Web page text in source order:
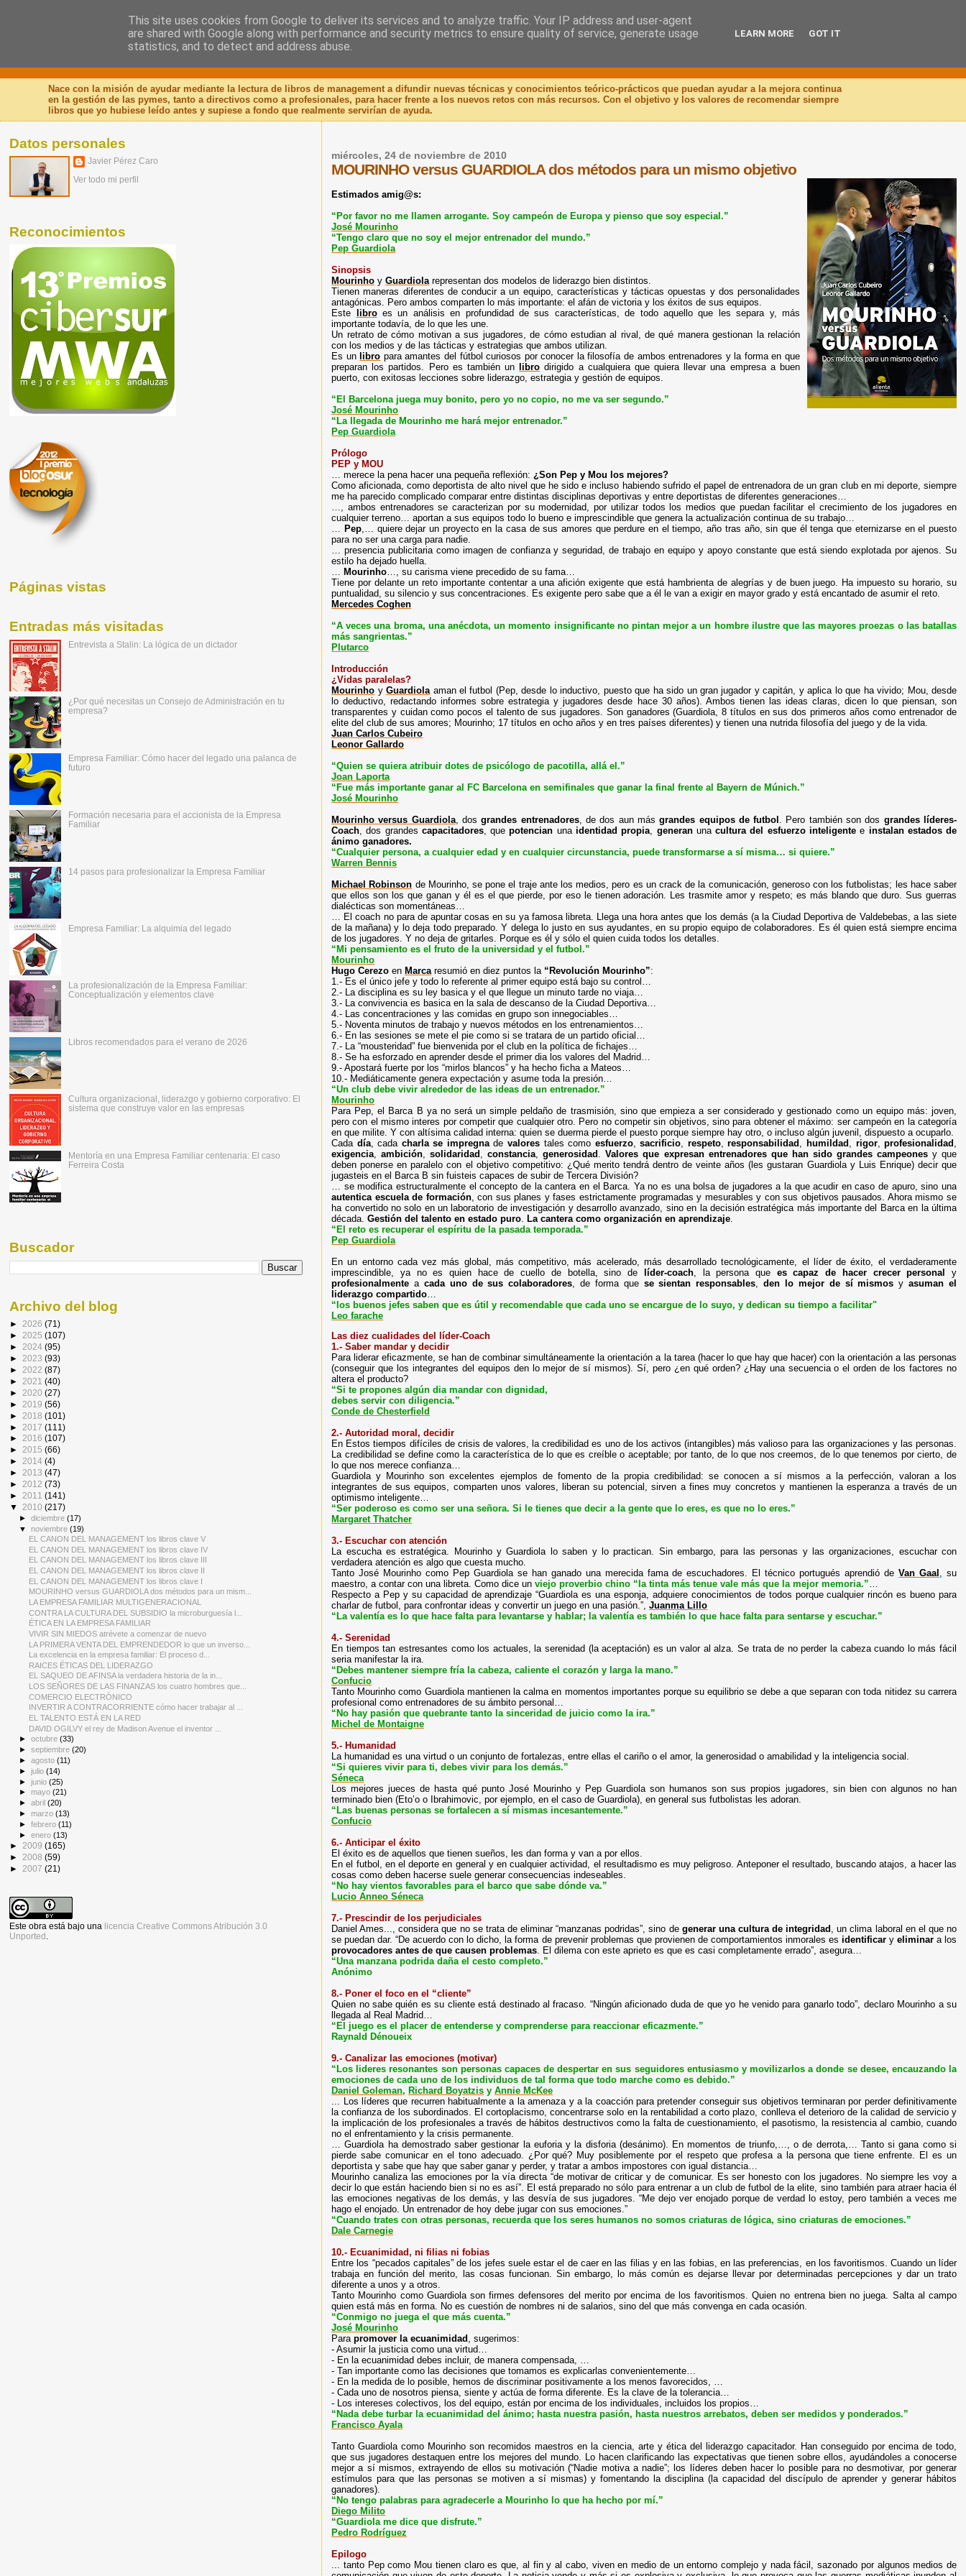
Nuevo Viernes - Nuevo Libro
Nace con la misión de ayudar mediante la lectura de libros de management a difundir nuevas técnicas y conocimientos teórico-prácticos que puedan ayudar a la mejora continua
en la gestión de las pymes, tanto a directivos como a profesionales, para hacer frente a los nuevos retos con más recursos. Con el objetivo y los valores de recomendar siempre
libros que yo hubiese leído antes y supiese a fondo que realmente servirían de ayuda.
miércoles, 24 de noviembre de 2010
MOURINHO versus GUARDIOLA dos métodos para un mismo objetivo
Estimados amig@s:
“Por favor no me llamen arrogante. Soy campeón de Europa y pienso que soy especial.”
José Mourinho
“Tengo claro que no soy el mejor entrenador del mundo.”
Pep Guardiola
Sinopsis
Mourinho y Guardiolarepresentan dos modelos de liderazgo bien distintos.
Tienen maneras diferentes de conducir a un equipo, características y tácticas opuestas y dos personalidades
antagónicas. Pero ambos comparten lo más importante: el afán de victoria y los éxitos de sus equipos.
Este
libroes un análisis en profundidad de sus características, de todo aquello que les separa y, más
importante todavía, de lo que les une.
Un retrato de cómo motivan a sus jugadores, de cómo estudian al rival, de qué manera gestionan la relación
con los medios y de las tácticas y estrategias que ambos utilizan.
Es un libro para amantes del fútbol curiosos por conocer la filosofía de ambos entrenadores y la forma en que
preparan los partidos. Pero es también un
libro dirigido a cualquiera que quiera llevar una empresa a buen
puerto, con exitosas lecciones sobre liderazgo, estrategia y gestión de equipos.
“El Barcelona juega muy bonito, pero yo no copio, no me va ser segundo.”
José Mourinho
“La llegada de Mourinho me hará mejor entrenador.”
Pep Guardiola
Prólogo
PEP y MOU
… merece la pena hacer una pequeña reflexión:¿Son Pep y Mou los mejores?
Como aficionada, como deportista de alto nivel que he sido e incluso habiendo sufrido el papel de entrenadora de un gran club en mi deporte, siempre
me ha parecido complicado comparar entre distintas disciplinas deportivas y entre deportistas de diferentes generaciones…
…, ambos entrenadores se caracterizan por su modernidad, por utilizar todos los medios que puedan facilitar el crecimiento de los jugadores en
cualquier terreno… aportan a sus equipos todo lo bueno e imprescindible que genera la actualización continua de su trabajo…
… Pep,… quiere dejar un proyecto en la casa de sus amores que perdure en el tiempo, año tras año, sin que él tenga que eternizarse en el puesto
para no ser una carga para nadie.
… presencia publicitaria como imagen de confianza y seguridad, de trabajo en equipo y apoyo constante que está siendo explotada por ajenos. Su
estilo ha dejado huella.
… Mourinho…, su carisma viene precedido de su fama…
Tiene por delante un reto importante contentar a una afición exigente que está hambrienta de alegrías y de buen juego. Ha impuesto su horario, su
puntualidad, su silencio y sus concentraciones. Es exigente pero sabe que a él le van a exigir en mayor grado y está encantado de asumir el reto.
Mercedes Coghen
“A veces una broma, una anécdota, un momento insignificante no pintan mejor a un hombre ilustre que las mayores proezas o las batallas
más sangrientas.”
Plutarco
Introducción
¿Vidas paralelas?
Mourinho yGuardiolaaman el futbol (Pep, desde lo inductivo, puesto que ha sido un gran jugador y capitán, y aplica lo que ha vivido; Mou, desde
lo deductivo, redactando informes sobre estrategia y jugadores desde hace 30 años). Ambos tienen las ideas claras, dicen lo que piensan, son
transparentes y cuidan como pocos el talento de sus jugadores. Son ganadores (Guardiola, 8 títulos en sus dos primeros años como entrenador de
elite del club de sus amores; Mourinho; 17 títulos en ocho años y en tres países diferentes) y tienen una nutrida filosofía del juego y de la vida.
Juan Carlos Cubeiro
Leonor Gallardo
“Quien se quiera atribuir dotes de psicólogo de pacotilla, allá el.”
Joan Laporta
“Fue más importante ganar al FC Barcelona en semifinales que ganar la final frente al Bayern de Múnich.”
José Mourinho
Mourinho versus Guardiola, dosgrandes entrenadores, de dos aun másgrandes equipos de futbol . Pero también son dos grandes líderes-
Coach, dos grandes capacitadores, quepotencian unaidentidad propia, generanunacultura del esfuerzo inteligentee instalan estados de
ánimo ganadores.
“Cualquier persona, a cualquier edad y en cualquier circunstancia, puede transformarse a sí misma… si quiere.”
Warren Bennis
Michael Robinson de Mourinho, se pone el traje ante los medios, pero es un crack de la comunicación, generoso con los futbolistas; les hace saber
que ellos son los que ganan y él es el que pierde, por eso le tienen adoración. Les trasmite amor y respeto; es más blando que duro. Sus guerras
dialécticas son momentáneas…
… El coach no para de apuntar cosas en su ya famosa libreta. Llega una hora antes que los demás (a la Ciudad Deportiva de Valdebebas, a las siete
de la mañana) y lo deja todo preparado. Y delega lo justo en sus ayudantes, en su propio equipo de colaboradores. Es él quien está siempre encima
de los jugadores. Y no deja de gritarles. Porque es él y sólo el quien cuida todos los detalles.
“Mi pensamiento es el fruto de la universidad y el futbol.”
Mourinho
Hugo Cerezo en Marcaresumió en diez puntos la “Revolución Mourinho”:
1.- Es el único jefe y todo lo referente al primer equipo está bajo su control…
2.- La disciplina es su ley basica y el que llegue un minuto tarde no viaja…
3.- La convivencia es basica en la sala de descanso de la Ciudad Deportiva…
4.- Las concentraciones y las comidas en grupo son innegociables…
5.- Noventa minutos de trabajo y nuevos métodos en los entrenamientos…
6.- En las sesiones se mete el pie como si se tratara de un partido oficial…
7.- La “mousteridad” fue bienvenida por el club en la política de fichajes…
8.- Se ha esforzado en aprender desde el primer dia los valores del Madrid…
9.- Apostará fuerte por los “mirlos blancos” y ha hecho ficha a Mateos…
10.- Mediáticamente genera expectación y asume toda la presión…
“Un club debe vivir alrededor de las ideas de un entrenador.”
Mourinho
Para Pep, el Barca B ya no será un simple peldaño de trasmisión, sino que empieza a ser considerado y gestionado como un equipo más: joven,
pero con el mismo interes por competir que cualquier otro. Pero no competir sin objetivos, sino para obtener el máximo: ser campeón en la categoría
en que milite. Y con altísima calidad interna: quien se duerma pierde el puesto porque siempre hay otro, o incluso algún juvenil, dispuesto a ocuparlo.
Cada día, cada charla se impregnadevalores tales como esfuerzo,sacrificio, respeto,responsabilidad , humildad , rigor,profesionalidad ,
exigencia,ambición,solidaridad ,constancia,generosidad .Valores que expresan entrenadores que han sido grandes campeonesy que
deben ponerse en paralelo con el objetivo competitivo: ¿Qué merito tendrá dentro de veinte años (les gustaran Guardiola y Luis Enrique) decir que
jugasteis en el Barca B sin fuisteis capaces de subir de Tercera División?
… se modifica estructuralmente el concepto de la cantera en el Barca. Ya no es una bolsa de jugadores a la que acudir en caso de apuro, sino una
autentica escuela de formación, con sus planes y fases estrictamente programadas y mesurables y con sus objetivos pausados. Ahora mismo se
ha convertido no solo en un laboratorio de investigación y desarrollo avanzado, sino en la decisión estratégica más importante del Barca en la última
década.Gestión del talento en estado puro. La cantera como organización en aprendizaje.
“El reto es recuperar el espíritu de la pasada temporada.”
Pep Guardiola
En un entorno cada vez más global, más competitivo, más acelerado, más desarrollado tecnológicamente, el líder de éxito, el verdaderamente
imprescindible, ya no es quien hace de cuello de botella, sino de
líder-coach, la persona que es capaz de hacer crecer personal
y
profesionalmente a cada uno de sus colaboradores, de forma que se sientan responsables,den lo mejor de sí mismos yasuman el
liderazgo compartido…
“los buenos jefes saben que es útil y recomendable que cada uno se encargue de lo suyo, y dedican su tiempo a facilitar"
Leo farache
Las diez cualidades del líder-Coach
1.- Saber mandar y decidir
Para liderar eficazmente, se han de combinar simultáneamente la orientación a la tarea (hacer lo que hay que hacer) con la orientación a las personas
(conseguir que los integrantes del equipos den lo mejor de sí mismos). Sí, pero ¿en qué orden? ¿Hay una secuencia o el orden de los factores no
altera el producto?
“Si te propones algún dia mandar con dignidad,
debes servir con diligencia.”
Conde de Chesterfield
2.- Autoridad moral, decidir
En Estos tiempos difíciles de crisis de valores, la credibilidad es uno de los activos (intangibles) más valioso para las organizaciones y las personas.
La credibilidad se define como la característica de lo que es creíble o aceptable; por tanto, de lo que nos creemos, de lo que tenemos por cierto, de
lo que nos merece confianza…
Guardiola y Mourinho son excelentes ejemplos de fomento de la propia credibilidad: se conocen a sí mismos a la perfección, valoran a los
integrantes de sus equipos, comparten unos valores, liberan su potencial, sirven a fines muy concretos y mantienen la esperanza a través de un
optimismo inteligente…
“Ser poderoso es como ser una señora. Si le tienes que decir a la gente que lo eres, es que no lo eres.”
Margaret Thatcher
3.- Escuchar con atención
La escucha es estratégica. Mourinho y Guardiola lo saben y lo practican. Sin embargo, para las personas y las organizaciones, escuchar con
verdadera atención es algo que cuesta mucho.
Tanto José Mourinho como Pep Guardiola se han ganado una merecida fama de escuchadores. El técnico portugués aprendió deVan Gaal , su
maestro, a contar con una libreta. Como dice unviejo proverbio chino “la tinta más tenue vale más que la mejor memoria.”…
Respecto a Pep y su capacidad de aprendizaje “Guardiola es una esponja, adquiere conocimientos de todos porque cualquier rincón es bueno para
charlar de futbol, para confrontar ideas y convertir un juego en una pasión.”,Juanma Lillo
“La valentía es lo que hace falta para levantarse y hablar; la valentía es también lo que hace falta para sentarse y escuchar.”
4.- Serenidad
En tiempos tan estresantes como los actuales, la serenidad (la aceptación) es un valor al alza. Se trata de no perder la cabeza cuando lo más fácil
seria manifestar la ira.
“Debes mantener siempre fría la cabeza, caliente el corazón y larga la mano.”
Confucio
Tanto Mourinho como Guardiola mantienen la calma en momentos importantes porque su equilibrio se debe a que separan con toda nitidez su carrera
profesional como entrenadores de su ámbito personal…
“No hay pasión que quebrante tanto la sinceridad de juicio como la ira.”
Michel de Montaigne
5.- Humanidad
La humanidad es una virtud o un conjunto de fortalezas, entre ellas el cariño o el amor, la generosidad o amabilidad y la inteligencia social.
“Si quieres vivir para ti, debes vivir para los demás.”
Séneca
Los mejores jueces de hasta qué punto José Mourinho y Pep Guardiola son humanos son sus propios jugadores, sin bien con algunos no han
terminado bien (Eto’o o Ibrahimovic, por ejemplo, en el caso de Guardiola), en general sus futbolistas les adoran.
“Las buenas personas se fortalecen a sí mismas incesantemente.”
Confucio
6.- Anticipar el éxito
El éxito es de aquellos que tienen sueños, les dan forma y van a por ellos.
En el futbol, en el deporte en general y en cualquier actividad, el resultadismo es muy peligroso. Anteponer el resultado, buscando atajos, a hacer las
cosas como deben hacerse suele generar consecuencias indeseables.
“No hay vientos favorables para el barco que sabe dónde va.”
Lucio Anneo Séneca
7.- Prescindir de los perjudiciales
Daniel Ames..., considera que no se trata de eliminar “manzanas podridas”, sino de generar una cultura de integridad , un clima laboral en el que no
se puedan dar. “De acuerdo con lo dicho, la forma de prevenir problemas que provienen de comportamientos inmorales es identificary eliminara los
provocadores antes de que causen problemas. El dilema con este aprieto es que es casi completamente errado”, asegura…
“Una manzana podrida daña el cesto completo.”
Anónimo
8.- Poner el foco en el “cliente”
Quien no sabe quién es su cliente está destinado al fracaso. “Ningún aficionado duda de que yo he venido para ganarlo todo”, declaro Mourinho a su
llegada al Real Madrid…
“El juego es el placer de entenderse y comprenderse para reaccionar eficazmente.”
Raynald Dénoueix
9.- Canalizar las emociones (motivar)
“Los lideres resonantes son personas capaces de despertar en sus seguidores entusiasmo y movilizarlos a donde se desee, encauzando la
emociones de cada uno de los individuos de tal forma que todo marche como es debido.”
Daniel Goleman, Richard Boyatzis yAnnie McKee
... Los líderes que recurren habitualmente a la amenaza y a la coacción para pretender conseguir sus objetivos terminaran por perder definitivamente
la confianza de los subordinados. El cortoplacismo, concentrarse solo en la rentabilidad a corto plazo, conlleva el deterioro de la calidad de servicio y
la implicación de los profesionales a través de hábitos destructivos como la falta de cuestionamiento, el pasotismo, la resistencia al cambio, cuando
no el enfrentamiento y la crisis permanente.
… Guardiola ha demostrado saber gestionar la euforia y la disforia (desánimo). En momentos de triunfo,…, o de derrota,… Tanto si gana como si
pierde sabe comunicar en el tono adecuado. ¿Por qué? Muy posiblemente por el respeto que profesa a la persona que tiene enfrente. El es un
deportista y sabe que hay que saber ganar y perder, y tratar a ambos impostores con igual distancia…
Mourinho canaliza las emociones por la vía directa “de motivar de criticar y de comunicar. Es ser honesto con los jugadores. No siempre les voy a
decir lo que están haciendo bien si no es así”. El está preparado no sólo para entrenar a un club de futbol de la elite, sino también para atraer hacia él
las emociones negativas de los demás, y las desvía de sus jugadores. “Me dejo ver enojado porque de verdad lo estoy, pero también a veces me
hago el enojado. Un entrenador de hoy debe jugar con sus emociones.”
“Cuando trates con otras personas, recuerda que los seres humanos no somos criaturas de lógica, sino criaturas de emociones.”
Dale Carnegie
10.- Ecuanimidad, ni filias ni fobias
Entre los “pecados capitales” de los jefes suele estar el de caer en las filias y en las fobias, en las preferencias, en los favoritismos. Cuando un líder
trabaja en función del merito, las cosas funcionan. Sin embargo, lo más común es dejarse llevar por determinadas percepciones y dar un trato
diferente a unos y a otros.
Tanto Mourinho como Guardiola son firmes defensores del merito por encima de los favoritismos. Quien no entrena bien no juega. Salta al campo
quien está más en forma. No es cuestión de nombres ni de salarios, sino del que más convenga en cada ocasión.
“Conmigo no juega el que más cuenta.”
José Mourinho
Parapromover la ecuanimidad , sugerimos:
- Asumir la justicia como una virtud…
- En la ecuanimidad debes incluir, de manera compensada, …
- Tan importante como las decisiones que tomamos es explicarlas convenientemente…
- En la medida de lo posible, hemos de discriminar positivamente a los menos favorecidos, …
- Cada uno de nosotros piensa, siente y actúa de forma diferente. Es la clave de la tolerancia…
- Los intereses colectivos, los del equipo, están por encima de los individuales, incluidos los propios…
“Nada debe turbar la ecuanimidad del ánimo; hasta nuestra pasión, hasta nuestros arrebatos, deben ser medidos y ponderados.”
Francisco Ayala
Tanto Guardiola como Mourinho son recomidos maestros en la ciencia, arte y ética del liderazgo capacitador. Han conseguido por encima de todo,
que sus jugadores destaquen entre los mejores del mundo. Lo hacen clarificando las expectativas que tienen sobre ellos, ayudándoles a conocerse
mejor a sí mismos, extrayendo de ellos su motivación (“Nadie motiva a nadie”; los líderes deben hacer lo posible para no desmotivar, por generar
estímulos para que las personas se motiven a sí mismas) y fomentando la disciplina (la capacidad del discípulo de aprender y generar hábitos
ganadores).
“No tengo palabras para agradecerle a Mourinho lo que ha hecho por mí.”
Diego Milito
“Guardiola me dice que disfrute.”
Pedro Rodríguez
Epilogo
... tanto Pep como Mou tienen claro es que, al fin y al cabo, viven en medio de un entorno complejo y nada fácil, sazonado por algunos medios de
Datos personales
Javier Pérez Caro
Ver todo mi perfil
Reconocimientos
Páginas vistas
Entradas más visitadas
Entrevista a Stalin: La lógica de un dictador
¿Por qué necesitas un Consejo de Administración en tu
empresa?
Empresa Familiar: Cómo hacer del legado una palanca de
futuro
Formación necesaria para el accionista de la Empresa
Familiar
14 pasos para profesionalizar la Empresa Familiar
Empresa Familiar: La alquimia del legado
La profesionalización de la Empresa Familiar:
Conceptualización y elementos clave
Libros recomendados para el verano de 2026
Cultura organizacional, liderazgo y gobierno corporativo: El
sistema que construye valor en las empresas
Mentoría en una Empresa Familiar centenaria: El caso
Ferreira Costa
Buscador
Archivo del blog
► 2026 (71)
► 2025 (107)
► 2024 (95)
► 2023 (93)
► 2022 (87)
► 2021 (40)
► 2020 (27)
► 2019 (56)
► 2018 (101)
► 2017 (111)
► 2016 (107)
► 2015 (66)
► 2014 (4)
► 2013 (47)
► 2012 (73)
► 2011 (141)
▼ 2010 (217)
►diciembre(17)
▼ noviembre(19)
EL CANON DEL MANAGEMENT los libros clave V
EL CANON DEL MANAGEMENT los libros clave IV
EL CANON DEL MANAGEMENT los libros clave III
EL CANON DEL MANAGEMENT los libros clave II
EL CANON DEL MANAGEMENT los libros clave I
MOURINHO versus GUARDIOLA dos métodos para un mism...
LA EMPRESA FAMILIAR MULTIGENERACIONAL
CONTRA LA CULTURA DEL SUBSIDIO la microburguesía l...
ÉTICA EN LA EMPRESA FAMILIAR
VIVIR SIN MIEDOS atrévete a comenzar de nuevo
LA PRIMERA VENTA DEL EMPRENDEDOR lo que un inverso...
La excelencia en la empresa familiar: El proceso d...
RAICES ÉTICAS DEL LIDERAZGO
EL SAQUEO DE AFINSA la verdadera historia de la in...
LOS SEÑORES DE LAS FINANZAS los cuatro hombres que...
COMERCIO ELECTRÓNICO
INVERTIR A CONTRACORRIENTE cómo hacer trabajar al ...
EL TALENTO ESTÁ EN LA RED
DAVID OGILVY el rey de Madison Avenue el inventor ...
►octubre(33)
►septiembre(20)
►agosto(11)
►julio(14)
►junio(25)
► mayo(21)
►abril(20)
► marzo(13)
►febrero(11)
►enero(13)
► 2009 (165)
► 2008 (59)
► 2007 (21)
Este obra está bajo una licencia Creative Commons Atribución 3.0
Unported .
This site uses cookies from Google to deliver its services and to analyze traffic. Your IP address and user-agent
are shared with Google along with performance and security metrics to ensure quality of service, generate usage
statistics, and to detect and address abuse.
LEARN MORE GOT IT